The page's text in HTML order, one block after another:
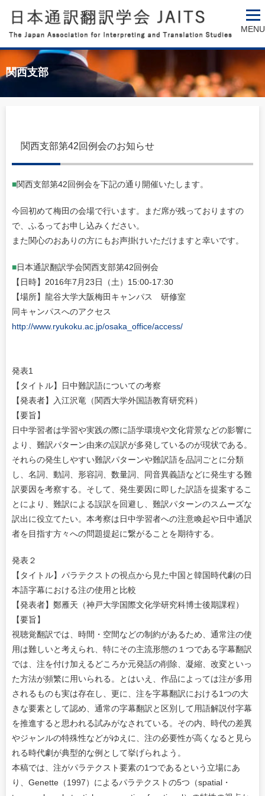
MENU
関西支部
関西支部第42回例会のお知らせ
■関西支部第42回例会を下記の通り開催いたします。
今回初めて梅田の会場で行います。まだ席が残っておりますの
で、ふるってお申し込みください。
また関心のおありの方にもお声掛けいただけますと幸いです。
■日本通訳翻訳学会関西支部第42回例会
【日時】2016年7月23日（土）15:00-17:30
【場所】龍谷大学大阪梅田キャンパス 研修室
同キャンパスへのアクセス
http://www.ryukoku.ac.jp/osaka_office/access/
発表1
【タイトル】日中難訳語についての考察
【発表者】入江沢竜（関西大学外国語教育研究科）
【要旨】
日中学習者は学習や実践の際に語学環境や文化背景などの影響に
より、難訳パターン由来の誤訳が多発しているのが現状である。
それらの発生しやすい難訳パターンや難訳語を品詞ごとに分類
し、名詞、動詞、形容詞、数量詞、同音異義語などに発生する難
訳要因を考察する。そして、発生要因に即した訳語を提案するこ
とにより、難訳による誤訳を回避し、難訳パターンのスムーズな
訳出に役立てたい。本考察は日中学習者への注意喚起や日中通訳
者を目指す方々への問題提起に繋がることを期待する。
発表２
【タイトル】パラテクストの視点から見た中国と韓国時代劇の日
本語字幕における注の使用と比較
【発表者】鄭雁天（神戸大学国際文化学研究科博士後期課程）
【要旨】
視聴覚翻訳では、時間・空間などの制約があるため、通常注の使
用は難しいと考えられ、特にその主流形態の１つである字幕翻訳
では、注を付け加えるどころか元発話の削除、凝縮、改変といっ
た方法が頻繁に用いられる。とはいえ、作品によっては注が多用
されるものも実は存在し、更に、注を字幕翻訳における1つの大
きな要素として認め、通常の字幕翻訳と区別して用語解説付字幕
を推進すると思われる試みがなされている。その内、時代の差異
やジャンルの特殊性などがゆえに、注の必要性が高くなると見ら
れる時代劇が典型的な例として挙げられよう。
本稿では、注がパラテクスト要素の1つであるという立場にあ
り、Genette（1997）によるパラテクストの5つ（spatial・